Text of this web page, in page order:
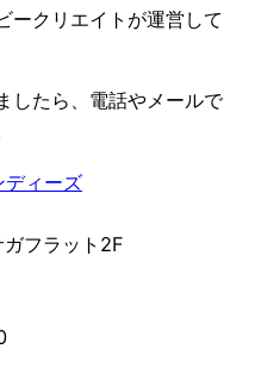
ークリエイトが運営して
したら、電話やメールで
ディーズ
フラット2F